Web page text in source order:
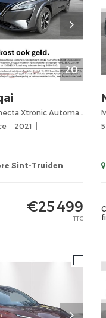
20
MHEV 116KW N-Connecta Xtronic Automatische Airco, Pano dak, Design-Pack, afneembare trekhaak
2021
Sint-Truiden
€25 499
TTC